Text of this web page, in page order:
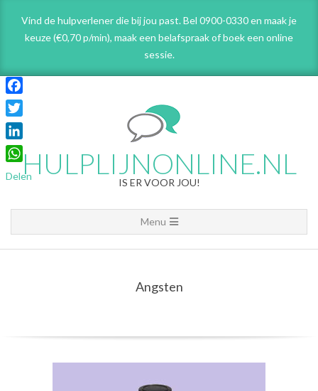
content
Vind de hulpverlener die bij jou past. Bel 0900-0330 en maak je
keuze (€0,70 p/min), maak een belafspraakof boek een online
sessie.
HULPLIJNONLINE.NL
IS ER VOOR JOU!
Navigation
Menu
Menu
Angsten
Facebook
Twitter
LinkedIn
WhatsApp
Delen